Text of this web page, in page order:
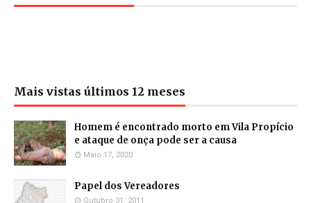
Mais vistas últimos 12 meses
Homem é encontrado morto em Vila Propício
e ataque de onça pode ser a causa
Maio 17, 2020
Papel dos Vereadores
Outubro 31, 2011